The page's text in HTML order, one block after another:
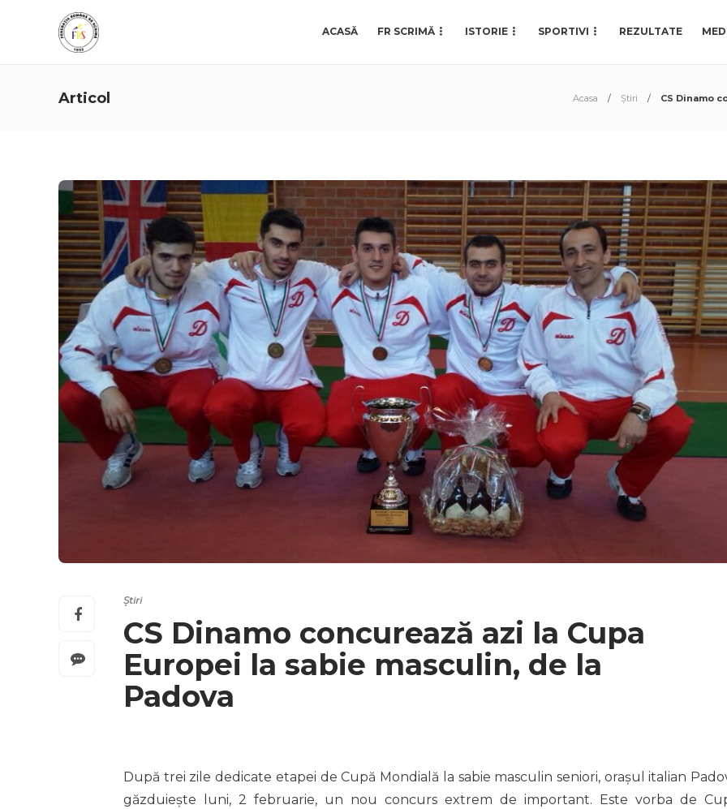
ACASĂ FR SCRIMĂ ISTORIE SPORTIVI REZULTATE
Articol Acasa Știri CS Dinamo
Știri
CS Dinamo concurează azi la Cupa
Europei la sabie masculin, de la
Padova
După trei zile dedicate etapei de Cupă Mondială la sabie masculin seniori, orașul italian
găzduiește luni, 2 februarie, un nou concurs extrem de important. Este vorba de